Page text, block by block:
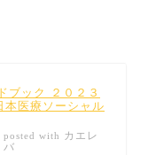
ブック ２０２３
医療ソーシャル
posted with カエレ
バ